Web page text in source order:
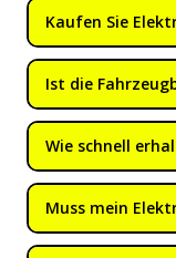
Kaufen Sie
Ist die
Wie schnell
Muss mein